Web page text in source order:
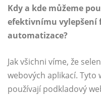
Kdy a kde můžeme
efektivnímu vylepšení
automatizace?
Jak všichni víme, že
webových aplikací. Tyto
používají podkladový